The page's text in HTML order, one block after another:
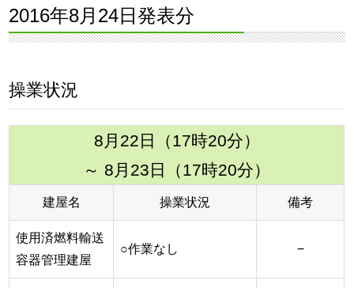
2016年8月24日発表分
操業状況
8月22日（17時20分）
～ 8月23日（17時20分）
建屋名 操業状況 備考
使用済燃料輸送
容器管理建屋
○作業なし −